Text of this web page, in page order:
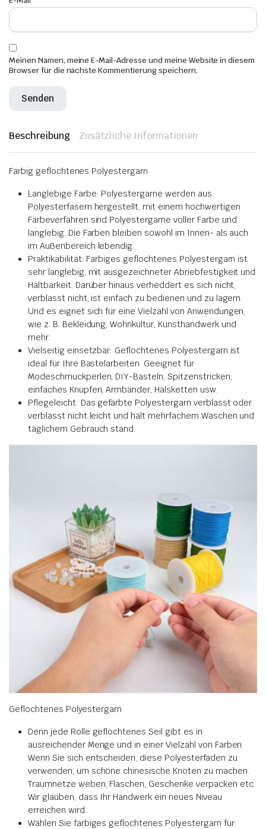
Meinen Namen, meine E-Mail-Adresse und meine Website in diesem
Browser für die nächste Kommentierung speichern.
Beschreibung Zusätzliche Informationen
Farbig geflochtenes Polyestergarn
Langlebige Farbe: Polyestergarne werden aus
Polyesterfasern hergestellt, mit einem hochwertigen
Färbeverfahren sind Polyestergarne voller Farbe und
langlebig. Die Farben bleiben sowohl im Innen- als auch
im Außenbereich lebendig.
Praktikabilität: Farbiges geflochtenes Polyestergarn ist
sehr langlebig, mit ausgezeichneter Abriebfestigkeit und
Haltbarkeit. Darüber hinaus verheddert es sich nicht,
verblasst nicht, ist einfach zu bedienen und zu lagern.
Und es eignet sich für eine Vielzahl von Anwendungen,
wie z. B. Bekleidung, Wohnkultur, Kunsthandwerk und
mehr.
Vielseitig einsetzbar: Geflochtenes Polyestergarn ist
ideal für Ihre Bastelarbeiten. Geeignet für
Modeschmuckperlen, DIY-Basteln, Spitzenstricken,
einfaches Knüpfen, Armbänder, Halsketten usw.
Pflegeleicht: Das gefärbte Polyestergarn verblasst oder
verblasst nicht leicht und hält mehrfachem Waschen und
täglichem Gebrauch stand.
Geflochtenes Polyestergarn
Denn jede Rolle geflochtenes Seil gibt es in
ausreichender Menge und in einer Vielzahl von Farben.
Wenn Sie sich entscheiden, diese Polyesterfäden zu
verwenden, um schöne chinesische Knoten zu machen.
Traumnetze weben, Flaschen, Geschenke verpacken etc.
Wir glauben, dass Ihr Handwerk ein neues Niveau
erreichen wird.
Wählen Sie farbiges geflochtenes Polyestergarn für